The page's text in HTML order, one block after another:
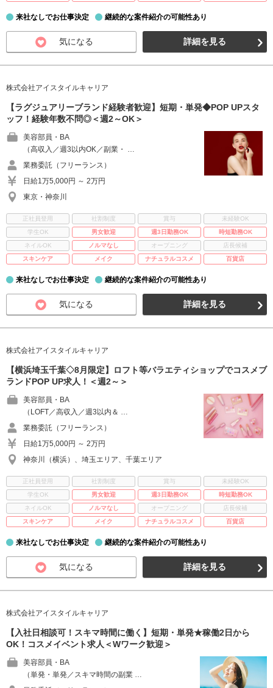
来社なしでお仕事決定 継続的な案件紹介の可能性あり
気になる 詳細を見る
株式会社アイスタイルキャリア
【ラグジュアリーブランド経験者歓迎】短期・単発◆POP UPスタ
ッフ！経験年数不問◎＜週2～OK＞
美容部員・BA
（高収入／週3以内OK／副業・ …
業務委託（フリーランス）
日給1万5,000円 ～ 2万円
東京・神奈川
正社員登用 社割制度 賞与
未経験OK
学生OK
男女歓迎 週3日勤務OK
時短勤務OK
ネイルOK
ノルマなし オープニング
店長候補
スキンケア
メイク ナチュラルコスメ 百貨店
来社なしでお仕事決定 継続的な案件紹介の可能性あり
気になる 詳細を見る
株式会社アイスタイルキャリア
【横浜埼玉千葉◇8月限定】ロフト等バラエティショップでコスメブ
ランドPOP UP求人！＜週2～＞
美容部員・BA
（LOFT／高収入／週3以内＆ …
業務委託（フリーランス）
日給1万5,000円 ～ 2万円
神奈川（横浜）、埼玉エリア、千葉エリア
正社員登用 社割制度 賞与
未経験OK
学生OK
男女歓迎 週3日勤務OK
時短勤務OK
ネイルOK
ノルマなし オープニング
店長候補
スキンケア
メイク ナチュラルコスメ 百貨店
来社なしでお仕事決定 継続的な案件紹介の可能性あり
気になる 詳細を見る
株式会社アイスタイルキャリア
【入社日相談可！スキマ時間に働く】短期・単発★稼働2日から
OK！コスメイベント求人＜Wワーク歓迎＞
美容部員・BA
（単発・単発／スキマ時間の副業 …